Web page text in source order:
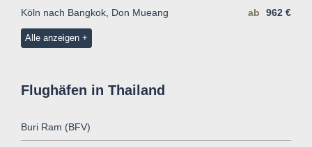
Köln nach Bangkok, Don Mueang ab 962 €
Alle anzeigen
Flughäfen in Thailand
Buri Ram (BFV)